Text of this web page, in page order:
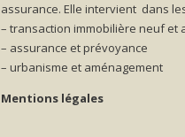
assurance. Elle intervient dans
– transaction immobilière neuf et
– assurance et prévoyance
– urbanisme et aménagement
Mentions légales